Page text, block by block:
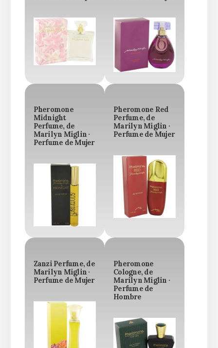
Pheromone
Midnight
Perfume, de
Marilyn Miglin ·
Perfume de Mujer
Pheromone Red
Perfume, de
Marilyn Miglin ·
Perfume de Mujer
Zanzi Perfume, de
Marilyn Miglin ·
Perfume de Mujer
Pheromone
Cologne, de
Marilyn Miglin ·
Perfume de
Hombre